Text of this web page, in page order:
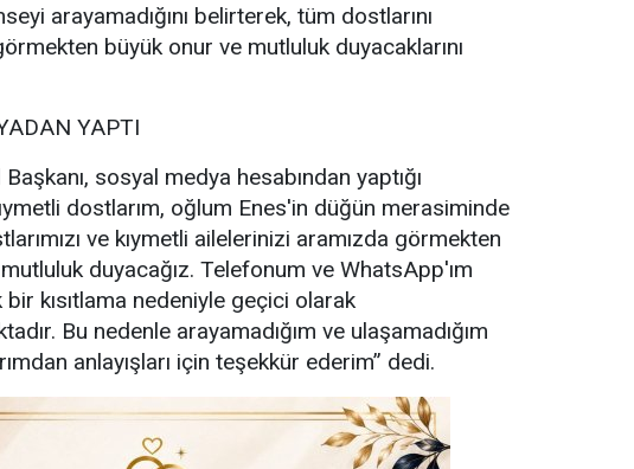
arayamadığını belirterek, tüm dostlarını
büyük onur ve mutluluk duyacaklarını
YAPTI
sosyal medya hesabından yaptığı
dostlarım, oğlum Enes'in düğün merasiminde
ve kıymetli ailelerinizi aramızda görmekten
duyacağız. Telefonum ve WhatsApp'ım
kısıtlama nedeniyle geçici olarak
Bu nedenle arayamadığım ve ulaşamadığım
anlayışları için teşekkür ederim” dedi.